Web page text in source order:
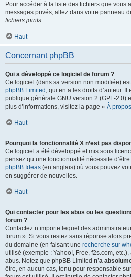
Pour accéder à la liste des fichiers que vous
messages privés, allez dans votre panneau
fichiers joints.
Haut
Concernant phpBB
Qui a développé ce logiciel de forum ?
Ce logiciel (dans sa version non modifiée)
phpBB Limited , qui en a les droits d’auteur.
publique générale GNU version 2 (GPL-2.0)
plus d’informations, visitez la page « À
Haut
Pourquoi la fonctionnalité X n’est pas
Ce logiciel a été développé et mis sous
pensez qu’une fonctionnalité nécessite
phpBB Ideas (en anglais) où vous pouvez
en suggérer de nouvelles.
Haut
Qui contacter pour les abus ou les
forum ?
Contactez n’importe lequel des
forum ». Si vous restez sans réponse alors
du domaine (en faisant une recherche sur
utilisé (exemple : Yahoo!, Free, f2s.com,
abus. Notez que phpBB Limited n’a
être, en aucun cas, tenu pour responsable sur